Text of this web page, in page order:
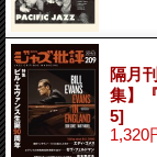
隔月
集】
5]
1,320